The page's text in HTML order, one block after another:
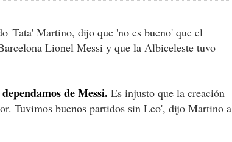
'Tata' Martino, dijo que 'no es bueno' que el
Lionel Messi y que la Albiceleste tuvo
de Messi. Es injusto que la creación
Tuvimos buenos partidos sin Leo', dijo Martino a